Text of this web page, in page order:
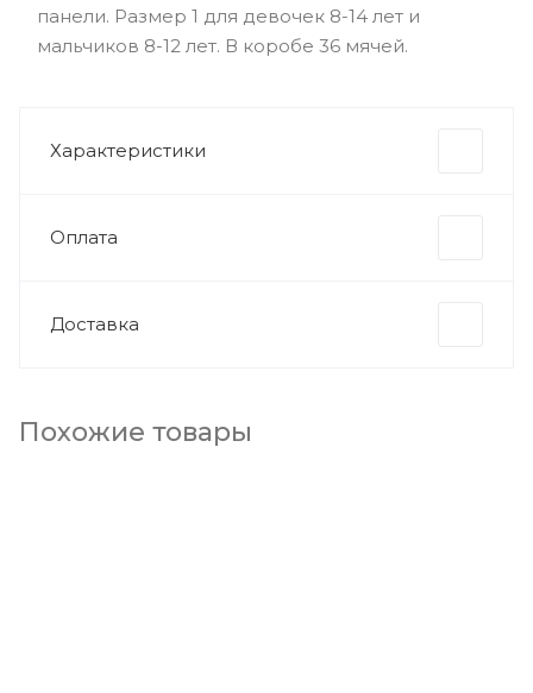
панели. Размер 1 для девочек 8-14 лет и
мальчиков 8-12 лет. В коробе 36 мячей.
Характеристики
Оплата
Доставка
Похожие товары